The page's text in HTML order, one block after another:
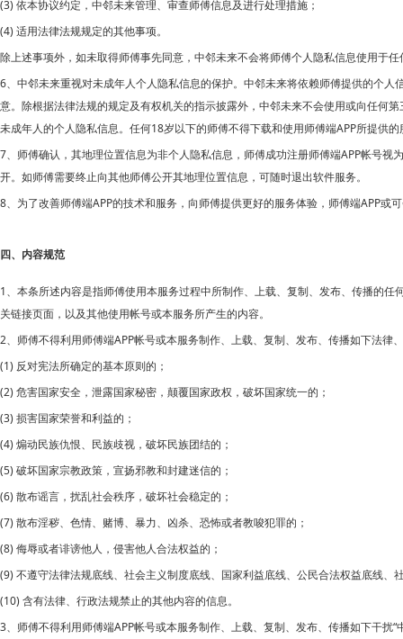
(3) 依本协议约定，中邻未来管理、审查师傅信息及进行处理措施；
(4) 适用法律法规规定的其他事项。
除上述事项外，如未取得师傅事先同意，中邻未来不会将师傅个人隐私信息使用于任
6、中邻未来重视对未成年人个人隐私信息的保护。中邻未来将依赖师傅提供的个
意。除根据法律法规的规定及有权机关的指示披露外， 中邻未来不会使用或向任何
未成年人的个人隐私信息。任何18岁以下的师傅不得下载和使用师傅端APP所提供的
7、师傅确认，其地理位置信息为非个人隐私信息，师傅成功注册师傅端APP帐号视
开。如师傅需要终止向其他师傅公开其地理位置信息，可随时退出软件服务。
8、为了改善师傅端APP的技术和服务，向师傅提供更好的服务体验，师傅端APP或
四、内容规范
1、本条所述内容是指师傅使用本服务过程中所制作、上载、复制、发布、传播的
关链接页面，以及其他使用帐号或本服务所产生的内容。
2、师傅不得利用师傅端APP帐号或本服务制作、上载、复制、发布、传播如下法律
(1) 反对宪法所确定的基本原则的；
(2) 危害国家安全，泄露国家秘密，颠覆国家政权，破坏国家统一的；
(3) 损害国家荣誉和利益的；
(4) 煽动民族仇恨、民族歧视，破坏民族团结的；
(5) 破坏国家宗教政策，宣扬邪教和封建迷信的；
(6) 散布谣言，扰乱社会秩序，破坏社会稳定的；
(7) 散布淫秽、色情、赌博、暴力、凶杀、恐怖或者教唆犯罪的；
(8) 侮辱或者诽谤他人，侵害他人合法权益的；
(9) 不遵守法律法规底线、社会主义制度底线、国家利益底线、公民合法权益底线、
(10) 含有法律、行政法规禁止的其他内容的信息。
3、师傅不得利用师傅端APP帐号或本服务制作、上载、复制、发布、传播如下干扰“